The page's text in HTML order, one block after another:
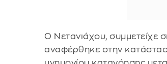
Ο Νετανιάχου, συμμετείχε
αναφέρθηκε στην